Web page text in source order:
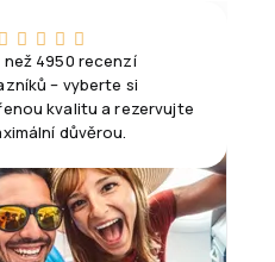
než 4950 recenzí
– vyberte si
kvalitu a rezervujte
důvěrou.